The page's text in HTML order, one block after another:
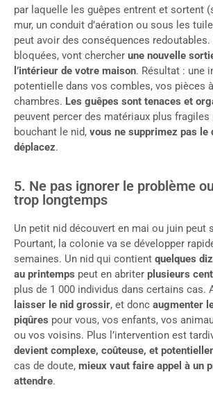
par laquelle les guêpes entrent et sortent
mur, un conduit d’aération ou sous les
peut avoir des conséquences redoutables.
bloquées, vont chercher une nouvelle
l’intérieur de votre maison. Résultat : une
potentielle dans vos combles, vos pièces
chambres. Les guêpes sont tenaces et
peuvent percer des matériaux plus fragiles
bouchant le nid, vous ne supprimez pas le
déplacez.
5. Ne pas ignorer le problème
trop longtemps
Un petit nid découvert en mai ou juin peut
Pourtant, la colonie va se développer
semaines. Un nid qui contient quelques
au printemps peut en abriter plusieurs
plus de 1 000 individus dans certains cas.
laisser le nid grossir, et donc augmenter
piqûres pour vous, vos enfants, vos
ou vos voisins. Plus l’intervention est
devient complexe, coûteuse, et
cas de doute, mieux vaut faire appel à un
attendre.